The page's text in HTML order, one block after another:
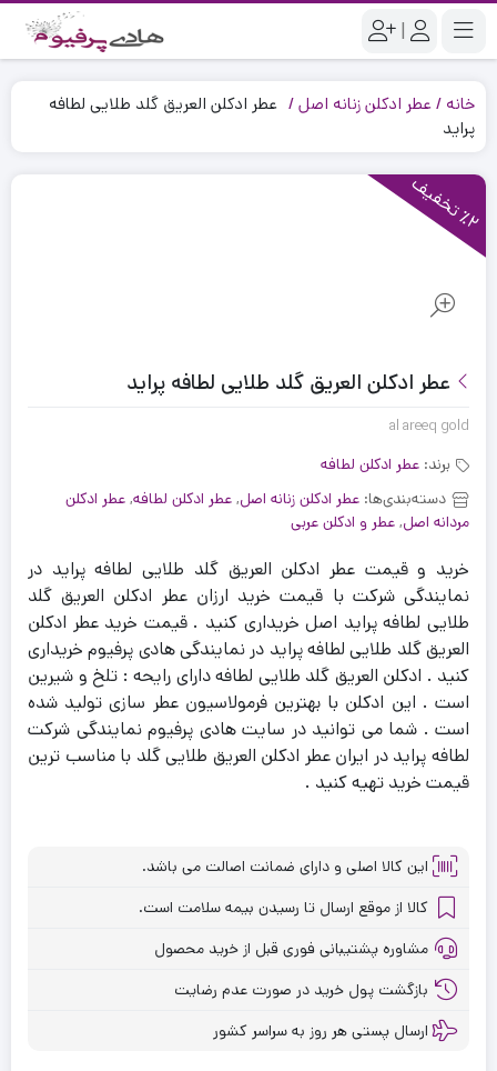
|
خانه عطر ادکلن زنانه اصل
عطر ادکلن العریق گلد طلایی لطافه
پراید
٪2
ت
خ
ف
یف
عطر ادکلن العریق گلد طلایی لطافه پراید
al areeq gold
برند: عطر ادکلن لطافه
دسته‌بندی‌ها: عطر ادکلن زنانه اصل, عطر ادکلن لطافه, عطر ادکلن
مردانه اصل, عطر و ادکلن عربی
خرید و قیمت عطر ادکلن العریق گلد طلایی لطافه پراید در
نمایندگی شرکت با قیمت خرید ارزان عطر ادکلن العریق گلد
طلایی لطافه پراید اصل خریداری کنید . قیمت خرید عطر ادکلن
العریق گلد طلایی لطافه پراید در نمایندگی هادی پرفیوم خریداری
کنید . ادکلن العریق گلد طلایی لطافه دارای رایحه : تلخ و شیرین
است . این ادکلن با بهترین فرمولاسیون عطر سازی تولید شده
است . شما می توانید در سایت هادی پرفیوم نمایندگی شرکت
لطافه پراید در ایران عطر ادکلن العریق طلایی گلد با مناسب ترین
قیمت خرید تهیه کنید .
این کالا اصلی و دارای ضمانت اصالت می باشد.
کالا از موقع ارسال تا رسیدن بیمه سلامت است.
مشاوره پشتیبانی فوری قبل از خرید محصول
بازگشت پول خرید در صورت عدم رضایت
ارسال پستی هر روز به سراسر کشور